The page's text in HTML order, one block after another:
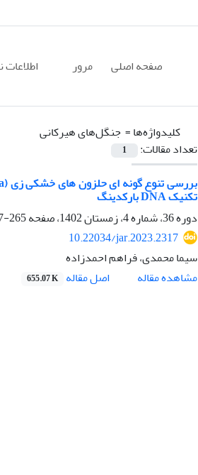
صفحه اصلی مرور
کلیدواژه‌ها = ‌ جنگل‌های هیرکانی
تعداد مقالات:
1
تکنیک DNA بارکدینگ
دوره 36، شماره 4، زمستان 1402، صفحه
265-277
10.22034/jar.2023.2317
سیما محمدی، فراهم احمدزاده
مشاهده مقاله
اصل مقاله 655.07 K